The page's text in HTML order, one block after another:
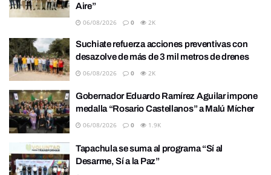
Aire”
06/08/2026 0 2K
Suchiate refuerza acciones preventivas con
desazolve de más de 3 mil metros de drenes
06/08/2026 0 2K
Gobernador Eduardo Ramírez Aguilar impone
medalla “Rosario Castellanos” a Malú Mícher
06/08/2026 0 1.9K
Tapachula se suma al programa “Sí al
Desarme, Sí a la Paz”